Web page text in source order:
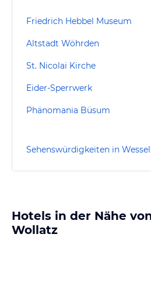
Friedrich Hebbel Museum
Altstadt Wöhrden
St. Nicolai Kirche
Eider-Sperrwerk
Phänomania Büsum
Sehenswürdigkeiten in
Hotels in der Nähe
Wollatz